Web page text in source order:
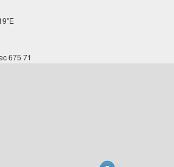
675 71